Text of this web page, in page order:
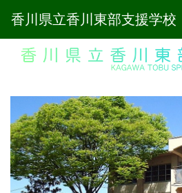
香川県立香川東部支援学校